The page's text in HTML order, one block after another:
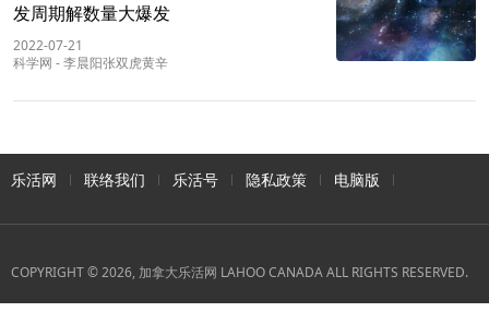
发周期解数量大爆发
2022-07-21
科学网 -李晨阳张双虎黄辛
乐活网 联络我们 乐活号 隐私政策 电脑版
COPYRIGHT © 2026, 加拿大乐活网 LAHOO CANADA ALL RIGHTS RESERVED.